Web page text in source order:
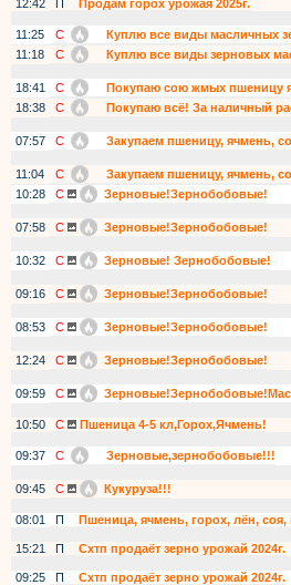
12:42
Продам горох урожая 2025г.
11:25
С
Куплю все виды масличных
11:18
С
Куплю все виды зерновых
18:41
С
Покупаю сою жмых пшеницу
18:38
С
Покупаю всё! За наличный
07:57
С
Закупаем пшеницу, ячмень,
11:04
С
Закупаем пшеницу, ячмень,
10:28
С
Зерновые!Зернобобовые!
07:58
С
Зерновые!Зернобобовые!
10:32
С
Зерновые! Зернобобовые!
09:16
С
Зерновые!Зернобобовые!
08:53
С
Зерновые!Зернобобовые!
12:24
С
Зерновые!Зернобобовые!
09:59
С
10:50
С
Пшеница 4-5 кл,Горох,Ячмень!
09:37
С
Зерновые,зернобобовые!!!
09:45
С
Кукуруза!!!
08:01
П
Пшеница, ячмень, горох, лён, соя,
15:21
П
Схтп продаёт зерно урожай 2024г.
09:25
П
Схтп продаёт зерно урожай 2024г.